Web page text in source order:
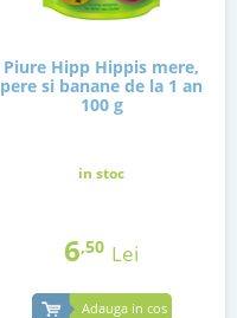
Piure Hipp Hippis mere,
pere si banane de la 1 an
100 g
in stoc
6,50 Lei
Adauga in cos